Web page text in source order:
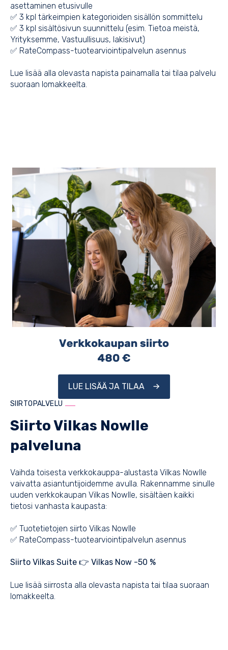
asettaminen etusivulle
✅ 3 kpl tärkeimpien kategorioiden sisällön sommittelu
✅ 3 kpl sisältösivun suunnittelu (esim. Tietoa meistä,
Yrityksemme, Vastuullisuus, lakisivut)
✅ RateCompass-tuotearviointipalvelun asennus
Lue lisää alla olevasta napista painamalla tai tilaa palvelu
suoraan lomakkeelta.
LUE LISÄÄ JA TILAA
SIIRTOPALVELU
Siirto Vilkas Nowlle
palveluna
Vaihda toisesta verkkokauppa-alustasta Vilkas Nowlle
vaivatta asiantuntijoidemme avulla. Rakennamme sinulle
uuden verkkokaupan Vilkas Nowlle, sisältäen kaikki
tietosi vanhasta kaupasta:
✅ Tuotetietojen siirto Vilkas Nowlle
✅ RateCompass-tuotearviointipalvelun asennus
Siirto Vilkas Suite 👉 Vilkas Now -50 %
Lue lisää siirrosta alla olevasta napista tai tilaa suoraan
lomakkeelta.